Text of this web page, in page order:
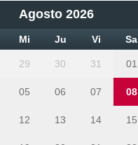
Agosto 2026
Mi Ju Vi Sa
29 30 31 01
05 06 07 08
12 13 14 15